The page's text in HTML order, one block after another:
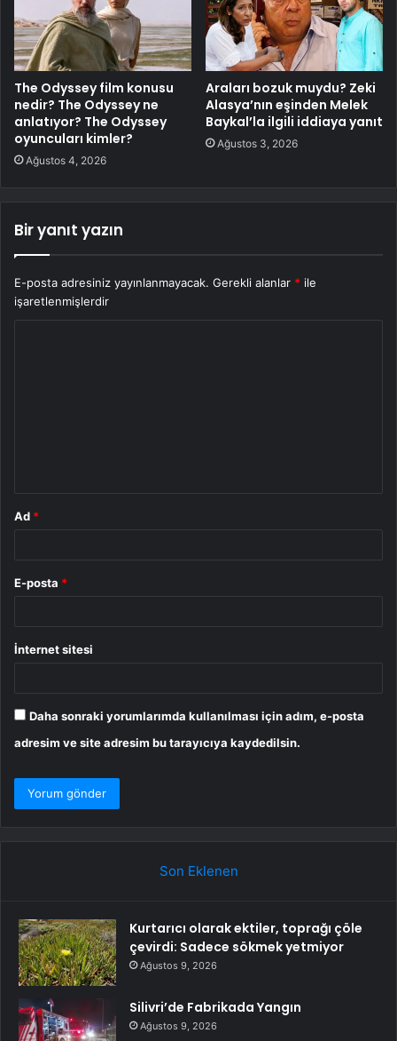
The Odyssey film konusu
nedir? The Odyssey ne
anlatıyor? The Odyssey
oyuncuları kimler?
Ağustos 4, 2026
Araları bozuk muydu? Zeki
Alasya’nın eşinden Melek
Baykal’la ilgili iddiaya yanıt
Ağustos 3, 2026
Bir yanıt yazın
E-posta adresiniz yayınlanmayacak. Gerekli alanlar * ile
işaretlenmişlerdir
Ad *
E-posta *
İnternet sitesi
Daha sonraki yorumlarımda kullanılması için adım, e-posta
adresim ve site adresim bu tarayıcıya kaydedilsin.
Son Eklenen
Kurtarıcı olarak ektiler, toprağı çöle
çevirdi: Sadece sökmek yetmiyor
Ağustos 9, 2026
Silivri’de Fabrikada Yangın
Ağustos 9, 2026